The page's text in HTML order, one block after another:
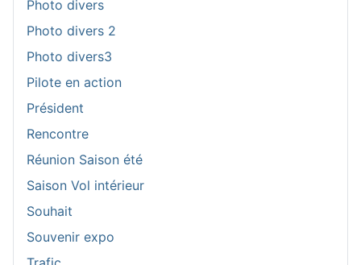
Photo divers
Photo divers 2
Photo divers3
Pilote en action
Président
Rencontre
Réunion Saison été
Saison Vol intérieur
Souhait
Souvenir expo